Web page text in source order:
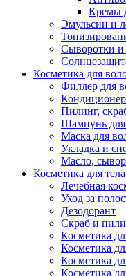
Кремы
Эмульсии и
Сыворотки и
Косметика для
Филлер для
Пилинг,
Шампунь для
Маска для
Укладка и
Масло,
Косметика для тела
Лечебная
Уход за
Дезодорант
Скраб и
Косметика
Косметика
Косметика
Косметика